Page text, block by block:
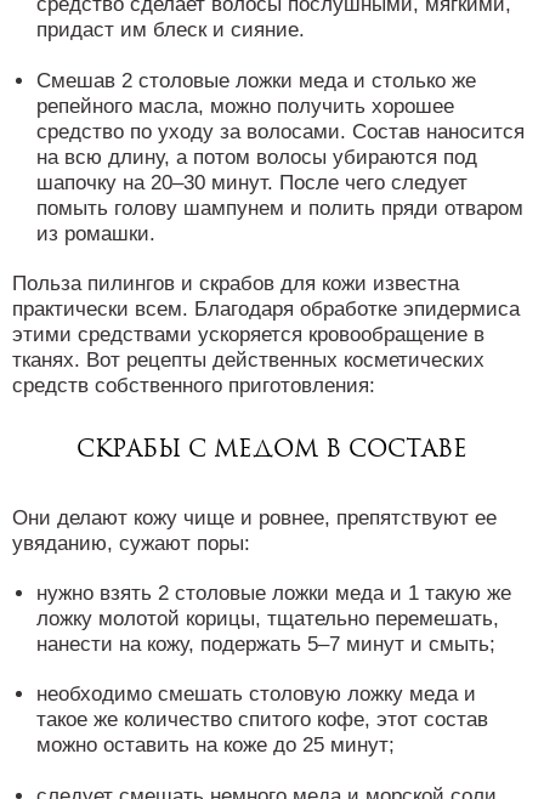
средство сделает волосы послушными, мягкими,
придаст им блеск и сияние.
Смешав 2 столовые ложки меда и столько же
репейного масла, можно получить хорошее
средство по уходу за волосами. Состав наносится
на всю длину, а потом волосы убираются под
шапочку на 20–30 минут. После чего следует
помыть голову шампунем и полить пряди отваром
из ромашки.
Польза пилингов и скрабов для кожи известна
практически всем. Благодаря обработке эпидермиса
этими средствами ускоряется кровообращение в
тканях. Вот рецепты действенных косметических
средств собственного приготовления:
Скрабы с медом в составе
Они делают кожу чище и ровнее, препятствуют ее
увяданию, сужают поры:
нужно взять 2 столовые ложки меда и 1 такую же
ложку молотой корицы, тщательно перемешать,
нанести на кожу, подержать 5–7 минут и смыть;
необходимо смешать столовую ложку меда и
такое же количество спитого кофе, этот состав
можно оставить на коже до 25 минут;